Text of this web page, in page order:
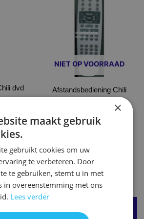
dvd
NIET OP VOORRAAD
Afstandsbediening Chili
Opties selecteren
×
maakt gebruik
gebruikt cookies om uw
te verbeteren. Door
te gebruiken, stemt u in met
in overeenstemming met ons
Lees verder